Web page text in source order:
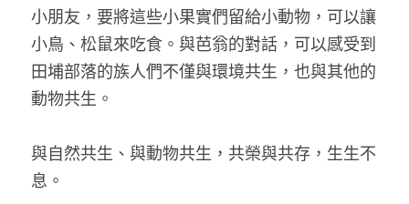
小朋友，要將這些小果實們留給小動物，可以讓
小鳥、松鼠來吃食。與芭翁的對話，可以感受到
田埔部落的族人們不僅與環境共生，也與其他的
動物共生。
與自然共生、與動物共生，共榮與共存，生生不
息。